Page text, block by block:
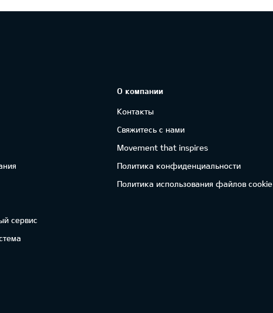
сервис
О компании
Контакты
Свяжитесь с нами
Movement that inspires
Политика конфиденциальности
Политика использования файлов cookie